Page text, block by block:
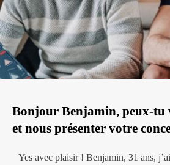
Bonjour Benjamin, peux-tu
et nous présenter votre
Yes avec plaisir ! Benjamin, 31 ans,